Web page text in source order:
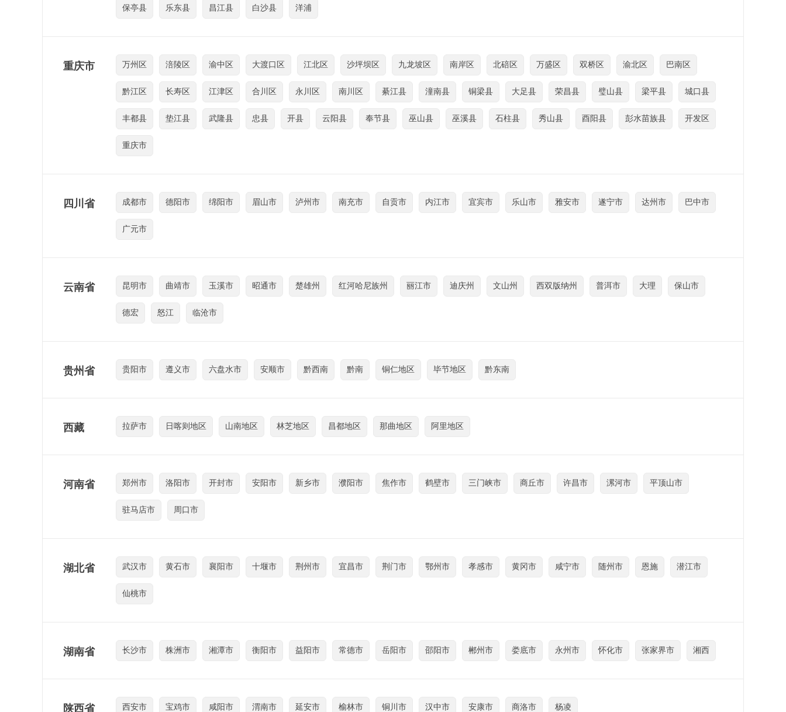
保亭县 乐东县 昌江县 白沙县 洋浦
重庆市 万州区 涪陵区 渝中区 大渡口区 江北区 沙坪坝区 九龙坡区 南岸区 北碚区 万盛区 双桥区 渝北区 巴南区
黔江区 长寿区 江津区 合川区 永川区 南川区 綦江县 潼南县 铜梁县 大足县 荣昌县 璧山县 梁平县 城口县
丰都县 垫江县 武隆县 忠县 开县 云阳县 奉节县 巫山县 巫溪县 石柱县 秀山县 酉阳县 彭水苗族县 开发区
重庆市
四川省 成都市 德阳市 绵阳市 眉山市 泸州市 南充市 自贡市 内江市 宜宾市 乐山市 雅安市 遂宁市 达州市 巴中市
广元市
云南省 昆明市 曲靖市 玉溪市 昭通市 楚雄州 红河哈尼族州 丽江市 迪庆州 文山州 西双版纳州 普洱市 大理 保山市
德宏 怒江 临沧市
贵州省 贵阳市 遵义市 六盘水市 安顺市 黔西南 黔南 铜仁地区 毕节地区 黔东南
西藏 拉萨市 日喀则地区 山南地区 林芝地区 昌都地区 那曲地区 阿里地区
河南省 郑州市 洛阳市 开封市 安阳市 新乡市 濮阳市 焦作市 鹤壁市 三门峡市 商丘市 许昌市 漯河市 平顶山市
驻马店市 周口市
湖北省 武汉市 黄石市 襄阳市 十堰市 荆州市 宜昌市 荆门市 鄂州市 孝感市 黄冈市 咸宁市 随州市 恩施 潜江市
仙桃市
湖南省 长沙市 株洲市 湘潭市 衡阳市 益阳市 常德市 岳阳市 邵阳市 郴州市 娄底市 永州市 怀化市 张家界市 湘西
陕西省 西安市 宝鸡市 咸阳市 渭南市 延安市 榆林市 铜川市 汉中市 安康市 商洛市 杨凌